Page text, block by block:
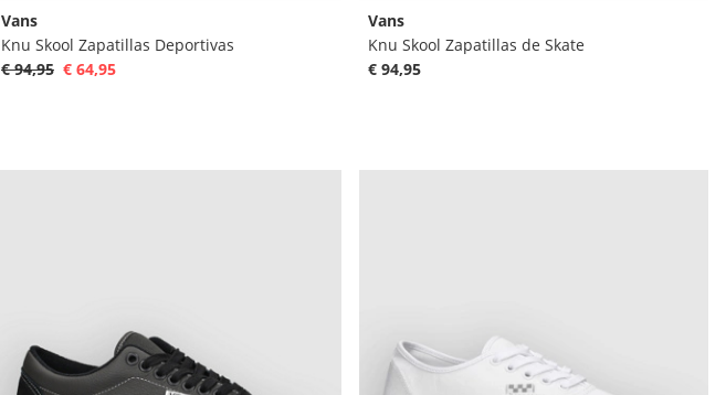
Vans
Knu Skool Zapatillas Deportivas
€ 94,95 € 64,95
Vans
Knu Skool Zapatillas de Skate
€ 94,95